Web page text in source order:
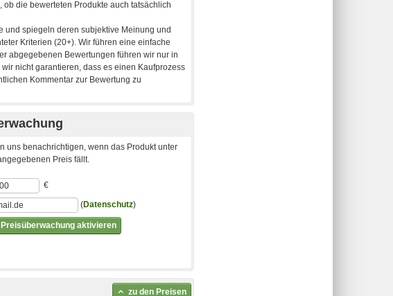
uns benachrichtigen, wenn das Produkt unter
Preis fällt.
Preisüberwachung aktivieren
€
(Datenschutz)
zu den Preisen